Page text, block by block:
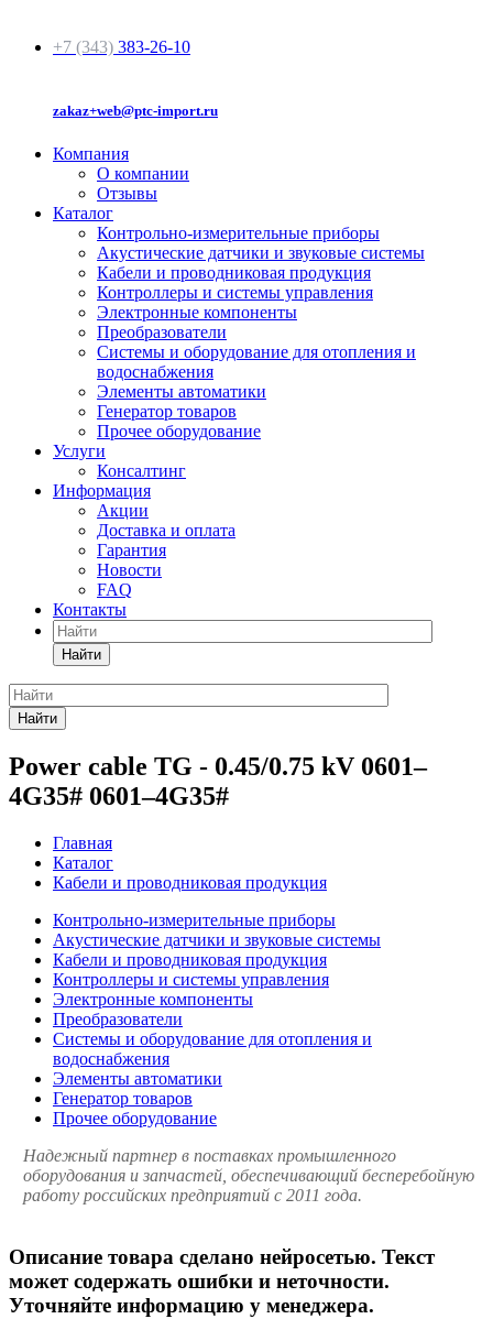
+7 (343) 383-26-10
zakaz+web@ptc-import.ru
Компания
О компании
Отзывы
Каталог
Контрольно-измерительные приборы
Акустические датчики и звуковые системы
Кабели и проводниковая продукция
Контроллеры и системы управления
Электронные компоненты
Преобразователи
Системы и оборудование для отопления и
водоснабжения
Элементы автоматики
Генератор товаров
Прочее оборудование
Услуги
Консалтинг
Информация
Акции
Доставка и оплата
Гарантия
Новости
FAQ
Контакты
Найти
Найти
Power cable TG - 0.45/0.75 kV 0601–
4G35# 0601–4G35#
Главная
Каталог
Кабели и проводниковая продукция
Контрольно-измерительные приборы
Акустические датчики и звуковые системы
Кабели и проводниковая продукция
Контроллеры и системы управления
Электронные компоненты
Преобразователи
Системы и оборудование для отопления и
водоснабжения
Элементы автоматики
Генератор товаров
Прочее оборудование
Надежный партнер в поставках промышленного
оборудования и запчастей, обеспечивающий бесперебойную
работу российских предприятий с 2011 года.
Описание товара сделано нейросетью. Текст
может содержать ошибки и неточности.
Уточняйте информацию у менеджера.